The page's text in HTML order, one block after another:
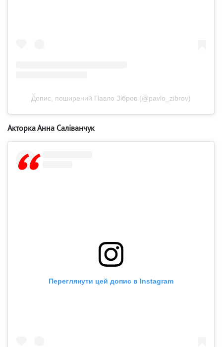
Допис, поширений Павло Зібров (@pavlo_zibrov)
Акторка Анна Саліванчук
Переглянути цей допис в Instagram